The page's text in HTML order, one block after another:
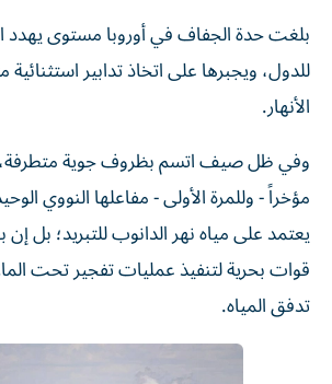
بلغت حدة الجفاف في أوروبا مستوى يهدد
للدول، ويجبرها على اتخاذ تدابير
الأنهار.
وفي ظل صيف اتسم بظروف جوية متطرفة،
مؤخراً - وللمرة الأولى - مفاعلها النووي
يعتمد على مياه نهر الدانوب للتبريد؛ بل
قوات بحرية لتنفيذ عمليات تفجير تحت
تدفق المياه.